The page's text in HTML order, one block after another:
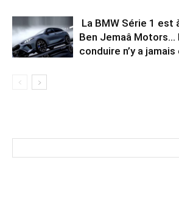
La BMW Série 1 est
Ben Jemaâ Motors…
conduire n’y a